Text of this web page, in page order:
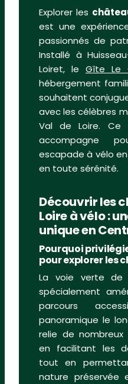
Explorer les
est une
passionnés de
Installé à
Loiret, le Gîte Le
hébergement
souhaitent
avec les célèbres
Val de Loire. Ce
accompagne
escapade à vélo
en toute sérénité.
Découvrir les
Loire à vélo :
unique en
Pourquoi
pour explorer les
La voie verte
spécialement
parcours
panoramique le
relie de
en facilitant les
tout en
nature préservée